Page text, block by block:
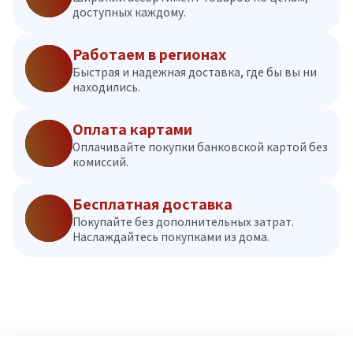
доступных каждому.
Работаем в регионах
Быстрая и надежная доставка, где бы вы ни
находились.
Оплата картами
Оплачивайте покупки банковской картой без
комиссий.
Бесплатная доставка
Покупайте без дополнительных затрат.
Наслаждайтесь покупками из дома.